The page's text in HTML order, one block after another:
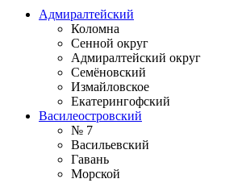
Адмиралтейский
Коломна
Сенной округ
Адмиралтейский округ
Семёновский
Измайловское
Екатерингофский
Василеостровский
№ 7
Васильевский
Гавань
Морской